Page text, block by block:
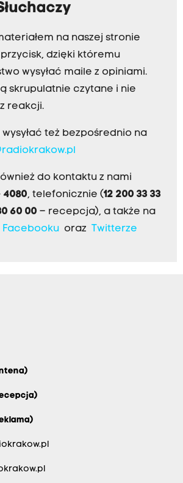
na naszej stronie
dzięki któremu
wysyłać maile z opiniami.
skrupulatnie czytane i nie
reakcji.
też bezpośrednio na
do kontaktu z nami
4080, telefonicznie (12 200 33 33
60 00 – recepcja), a także na
Facebookuoraz Twitterze